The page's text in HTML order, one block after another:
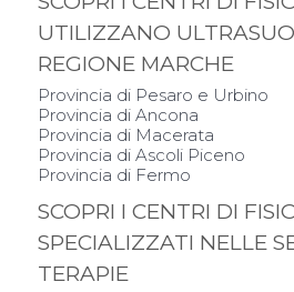
UTILIZZANO
REGIONE MARCHE
Provincia di Pesaro e Urbino
Provincia di Ancona
Provincia di Macerata
Provincia di Ascoli Piceno
Provincia di Fermo
SCOPRI I CENTRI DI
SPECIALIZZATI NELLE
TERAPIE